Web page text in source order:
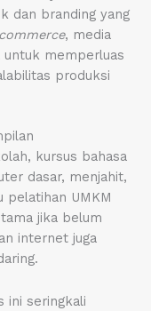
dan branding yang
, media
memperluas
produksi
kursus bahasa
dasar, menjahit,
pelatihan UMKM
jika belum
internet juga
ini seringkali